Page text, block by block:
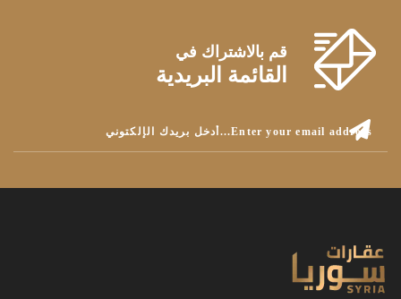
قم بالاشتراك في
القائمة البريدية